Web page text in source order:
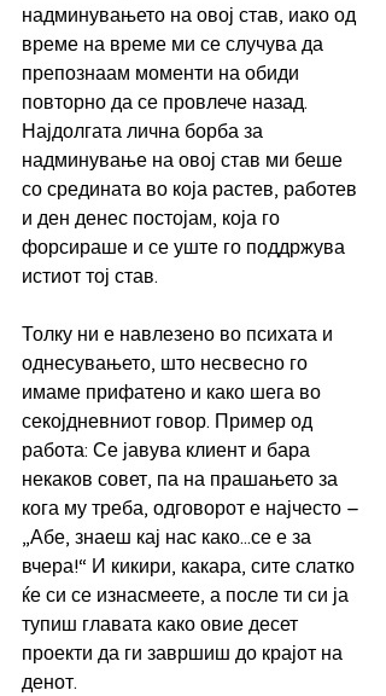
надминувањето на овој став, иако од
време на време ми се случува да
препознаам моменти на обиди
повторно да се провлече назад.
Најдолгата лична борба за
надминување на овој став ми беше
со средината во која растев, работев
и ден денес постојам, која го
форсираше и се уште го поддржува
истиот тој став.
Толку ни е навлезено во психата и
однесувањето, што несвесно го
имаме прифатено и како шега во
секојдневниот говор. Пример од
работа: Се јавува клиент и бара
некаков совет, па на прашањето за
кога му треба, одговорот е најчесто –
„Абе, знаеш кај нас како...се е за
вчера!“ И кикири, какара, сите слатко
ќе си се изнасмеете, а после ти си ја
тупиш главата како овие десет
проекти да ги завршиш до крајот на
денот.